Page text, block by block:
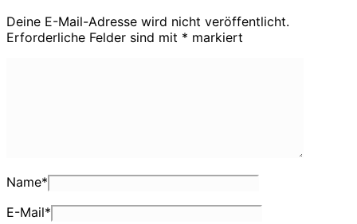
Deine E-Mail-Adresse wird nicht veröffentlicht.
Erforderliche Felder sind mit * markiert
Name*
E-Mail*